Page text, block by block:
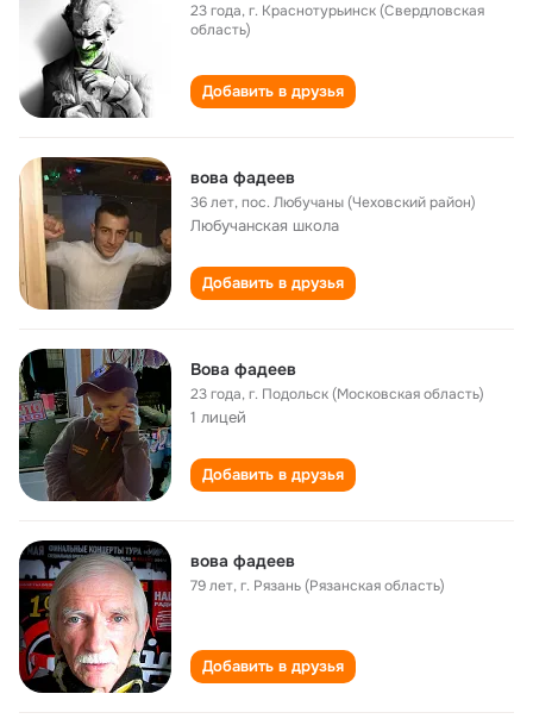
23 года,г. Краснотурьинск (Свердловская
область)
Добавить в друзья
вова фадеев
36 лет,пос. Любучаны (Чеховский район)
Любучанская школа
Добавить в друзья
Вова фадеев
23 года,г. Подольск (Московская область)
1 лицей
Добавить в друзья
вова фадеев
79 лет,г. Рязань (Рязанская область)
Добавить в друзья